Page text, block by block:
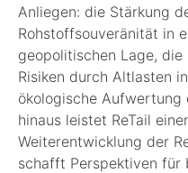
Anliegen: die Stärkung
Rohstoffsouveränität in
geopolitischen Lage,
Risiken durch Altlasten
ökologische Aufwertung
hinaus leistet ReTail
Weiterentwicklung der
schafft Perspektiven für